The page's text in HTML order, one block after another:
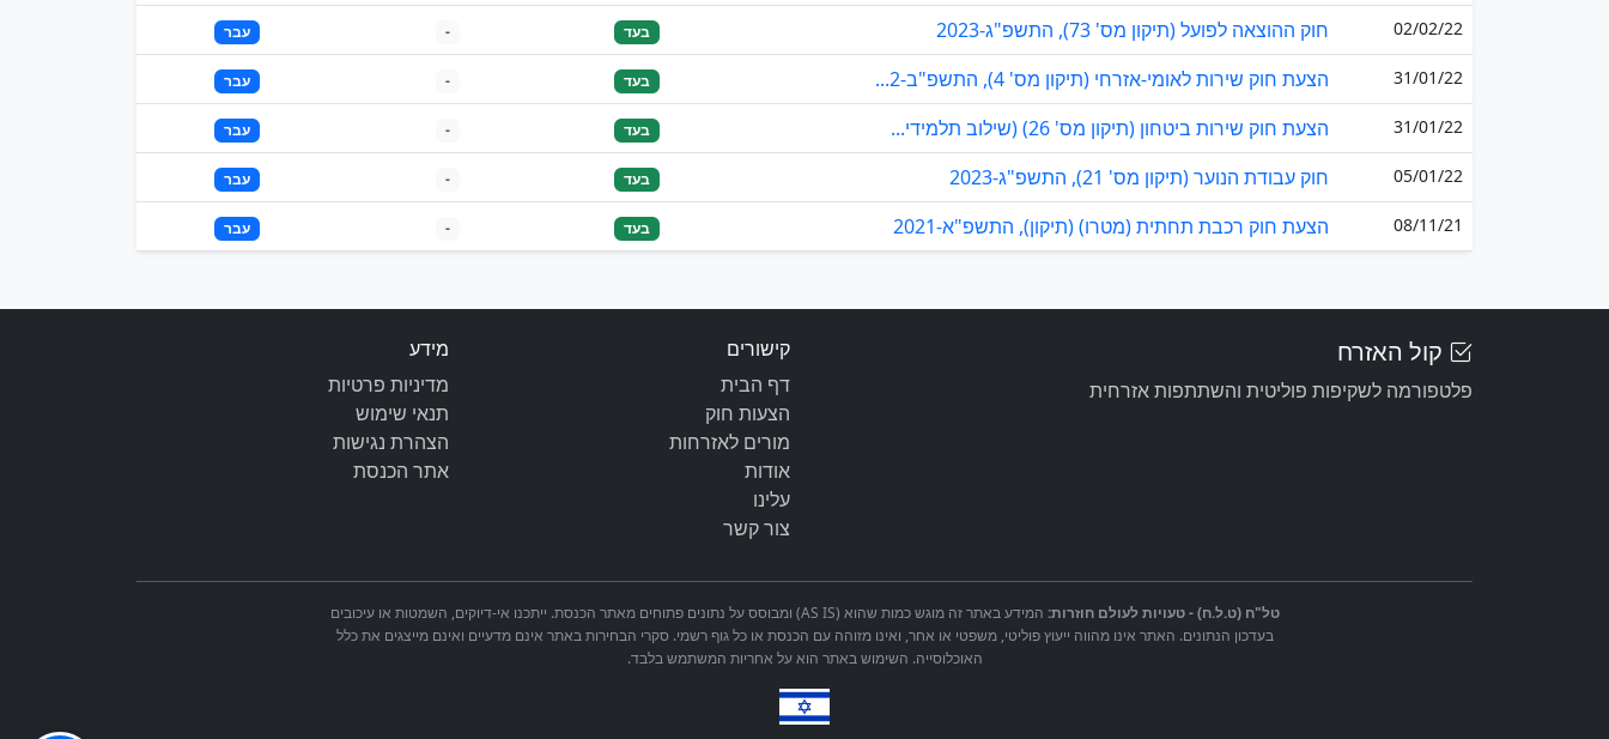
02/02/22 חוק ההוצאה לפועל (תיקון מס' 73), התשפ"ג-2023 בעד - עבר
31/01/22 הצעת חוק שירות לאומי-אזרחי (תיקון מס' 4), התשפ"ב-2... בעד - עבר
31/01/22 הצעת חוק שירות ביטחון (תיקון מס' 26) (שילוב תלמידי... בעד - עבר
05/01/22 חוק עבודת הנוער (תיקון מס' 21), התשפ"ג-2023 בעד - עבר
08/11/21 הצעת חוק רכבת תחתית (מטרו) (תיקון), התשפ"א-2021 בעד - עבר
קול האזרח
פלטפורמה לשקיפות פוליטית והשתתפות אזרחית
קישורים
דף הבית
הצעות חוק
מורים לאזרחות
אודות
עלינו
צור קשר
מידע
מדיניות פרטיות
תנאי שימוש
הצהרת נגישות
אתר הכנסת
טל"ח (ט.ל.ח) - טעויות לעולם חוזרות:
המידע באתר זה מוגש כמות שהוא (AS IS) ומבוסס על נתונים פתוחים מאתר הכנסת. ייתכנו אי-דיוקים, השמטות או עיכובים
בעדכון הנתונים. האתר אינו מהווה ייעוץ פוליטי, משפטי או אחר, ואינו מזוהה עם הכנסת או כל גוף רשמי. סקרי הבחירות באתר אינם מדעיים ואינם מייצגים את כלל
האוכלוסייה. השימוש באתר הוא על אחריות המשתמש בלבד.